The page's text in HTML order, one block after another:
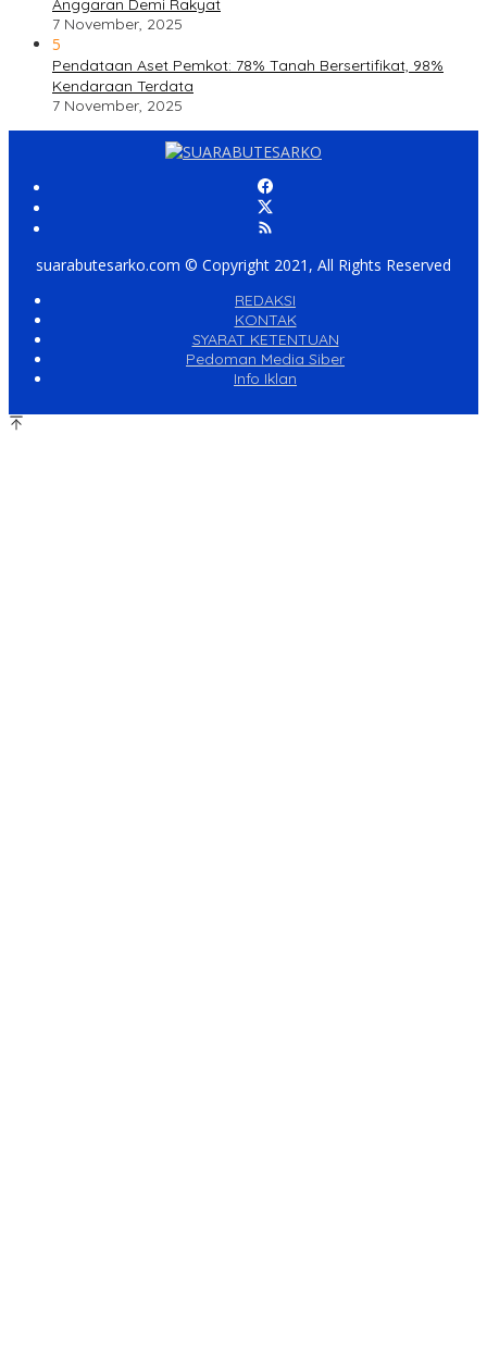
Anggaran Demi Rakyat
7 November, 2025
5
Pendataan Aset Pemkot: 78% Tanah Bersertifikat, 98%
Kendaraan Terdata
7 November, 2025
suarabutesarko.com © Copyright 2021, All Rights Reserved
REDAKSI
KONTAK
SYARAT KETENTUAN
Pedoman Media Siber
Info Iklan